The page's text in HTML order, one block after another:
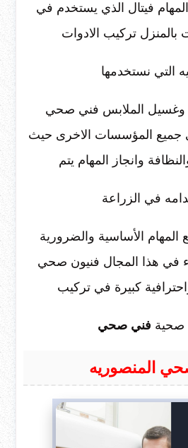
فيتال الذي يستخدم في
بالمنزل تركيب الادوات
التي نستخدمها
الملابس فني صحي
جميع المؤسسات الاخرى حيث
وانجاز المهام يتم
في الزراعة
الأساسية والضرورية
في هذا المجال فنيون صحي
كبيرة في تركيب
صحية فني صحي
المنصوريه